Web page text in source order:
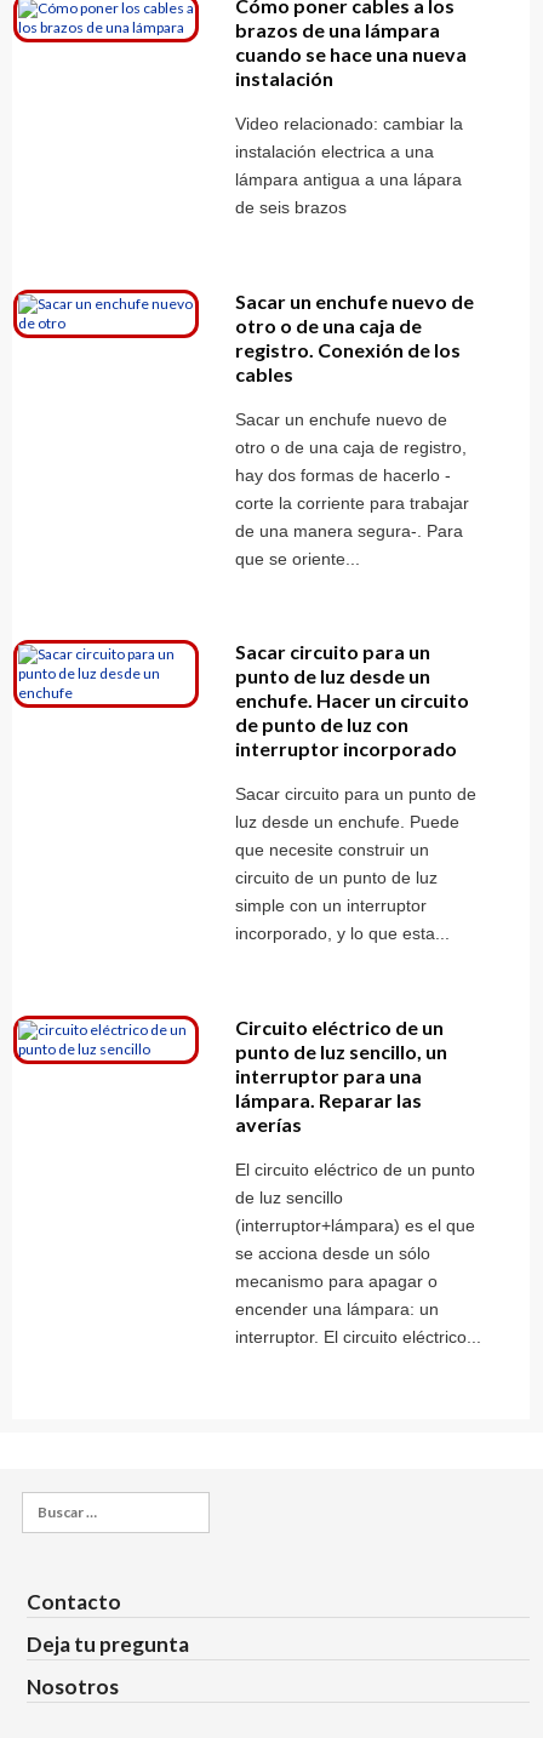
Cómo poner cables a los
brazos de una lámpara
cuando se hace una nueva
instalación
Video relacionado: cambiar la
instalación electrica a una
lámpara antigua a una lápara
de seis brazos
Sacar un enchufe nuevo de
otro o de una caja de
registro. Conexión de los
cables
Sacar un enchufe nuevo de
otro o de una caja de registro,
hay dos formas de hacerlo -
corte la corriente para trabajar
de una manera segura-. Para
que se oriente...
Sacar circuito para un
punto de luz desde un
enchufe. Hacer un circuito
de punto de luz con
interruptor incorporado
Sacar circuito para un punto de
luz desde un enchufe. Puede
que necesite construir un
circuito de un punto de luz
simple con un interruptor
incorporado, y lo que esta...
Circuito eléctrico de un
punto de luz sencillo, un
interruptor para una
lámpara. Reparar las
averías
El circuito eléctrico de un punto
de luz sencillo
(interruptor+lámpara) es el que
se acciona desde un sólo
mecanismo para apagar o
encender una lámpara: un
interruptor. El circuito eléctrico...
Buscar:
Contacto
Deja tu pregunta
Nosotros